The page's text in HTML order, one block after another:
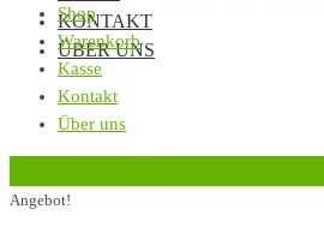
KONTAKT
ÜBER UNS
Shop
Warenkorb
Kasse
Kontakt
Über uns
Angebot!